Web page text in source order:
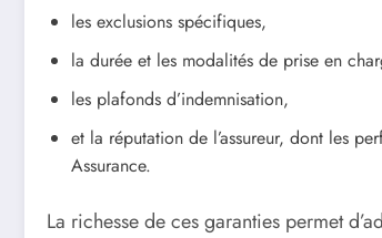
les exclusions spécifiques,
la durée et les modalités de prise en
les plafonds d’indemnisation,
et la réputation de l’assureur, dont les
Assurance.
La richesse de ces garanties permet